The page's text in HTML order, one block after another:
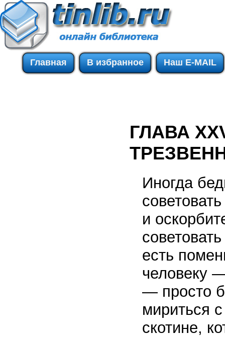
Главная В избранное Наш E-MAIL
ГЛАВА
Иногда
и
есть
человеку
— просто
мириться
скотине,